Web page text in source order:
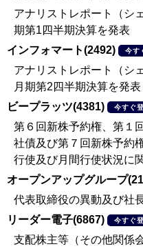
アナリストレポート（シ
期第1四半期決算を発表
インフォマート(2492)
今す
アナリストレポート（シ
月期第2四半期決算を発表
ビープラッツ(4381)
今すぐ
第６回新株予約権、第１
社債及び第７回新株予約
行使及び月間行使状況に
オープンアップグループ
代表取締役の異動及び社
リーダー電子(6867)
今すぐ
支配株主等（その他関係